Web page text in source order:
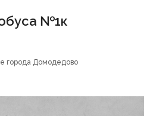
№1к
города Домодедово